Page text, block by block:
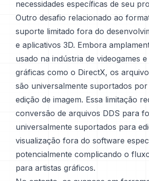
necessidades específicas de seu
Outro desafio relacionado ao
suporte limitado fora do
e aplicativos 3D. Embora
usado na indústria de videogames
gráficas como o DirectX, os
são universalmente suportados
edição de imagem. Essa limitação
conversão de arquivos DDS para
universalmente suportados para
visualização fora do software
potencialmente complicando o
para artistas gráficos.